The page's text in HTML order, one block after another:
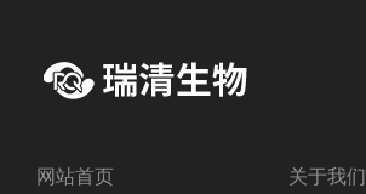
网站首页 关于我们